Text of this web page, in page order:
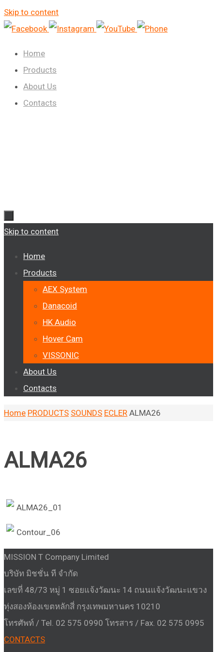
Skip to content
Home
Products
About Us
Contacts
Skip to content
Home
Products
AEX System
Danacoid
HK Audio
Hover Cam
VISSONIC
About Us
Contacts
Home PRODUCTS SOUNDS ECLER ALMA26
ALMA26
MISSION T Company Limited
บริษัท มิชชั่น ที จำกัด
เลขที่ 48/73 หมู่ 1 ซอยแจ้งวัฒนะ 14 ถนนแจ้งวัฒนะแขวง
ทุ่งสองห้องเขตหลักสี่ กรุงเทพมหานคร 10210
โทรศัพท์ / Tel. 02 575 0990 โทรสาร / Fax. 02 575 0995
CONTACTS